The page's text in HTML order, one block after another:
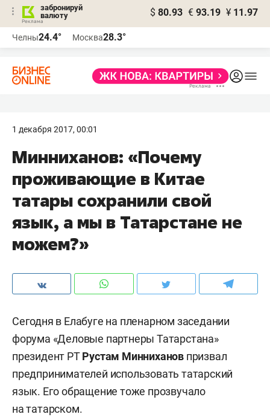
забронируй
валюту
$ 80.93 € 93.19 ¥ 11.97
Челны24.4° Москва28.3°
1 декабря 2017, 00:01
Минниханов: «Почему
проживающие в Китае
татары сохранили свой
язык, а мы в Татарстане не
можем?»
Сегодня в Елабуге на пленарном заседании
форума «Деловые партнеры Татарстана»
президент РТРустам Минниханов призвал
предпринимателей использовать татарский
язык. Его обращение тоже прозвучало
на татарском.